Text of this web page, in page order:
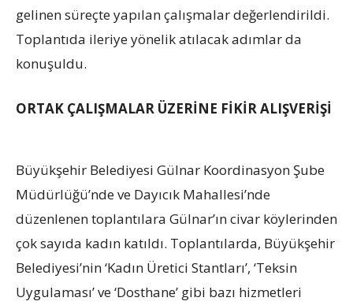
gelinen süreçte yapılan çalışmalar değerlendirildi.
Toplantıda ileriye yönelik atılacak adımlar da
konuşuldu.
ORTAK ÇALIŞMALAR ÜZERİNE FİKİR ALIŞVERİŞİ
Büyükşehir Belediyesi Gülnar Koordinasyon Şube
Müdürlüğü’nde ve Dayıcık Mahallesi’nde
düzenlenen toplantılara Gülnar’ın civar köylerinden
çok sayıda kadın katıldı. Toplantılarda, Büyükşehir
Belediyesi’nin ‘Kadın Üretici Stantları’, ‘Teksin
Uygulaması’ ve ‘Dosthane’ gibi bazı hizmetleri